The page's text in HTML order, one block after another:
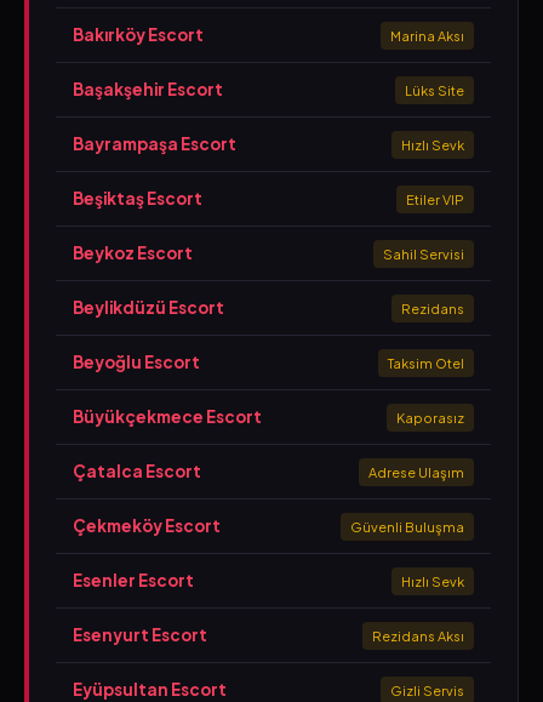
Bakırköy Escort Marina Aksı
Başakşehir Escort Lüks Site
Bayrampaşa Escort Hızlı Sevk
Beşiktaş Escort Etiler VIP
Beykoz Escort Sahil Servisi
Beylikdüzü Escort Rezidans
Beyoğlu Escort Taksim Otel
Büyükçekmece Escort Kaporasız
Çatalca Escort Adrese Ulaşım
Çekmeköy Escort Güvenli Buluşma
Esenler Escort Hızlı Sevk
Esenyurt Escort Rezidans Aksı
Eyüpsultan Escort Gizli Servis